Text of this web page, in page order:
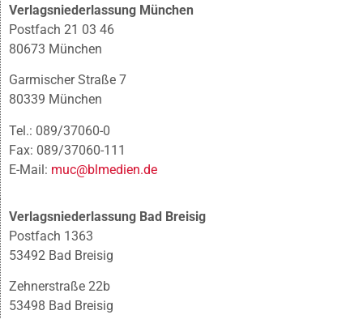
Verlagsniederlassung München
Postfach 21 03 46
80673 München
Garmischer Straße 7
80339 München
Tel.: 089/37060-0
Fax: 089/37060-111
E-Mail: muc@blmedien.de
Verlagsniederlassung Bad Breisig
Postfach 1363
53492 Bad Breisig
Zehnerstraße 22b
53498 Bad Breisig